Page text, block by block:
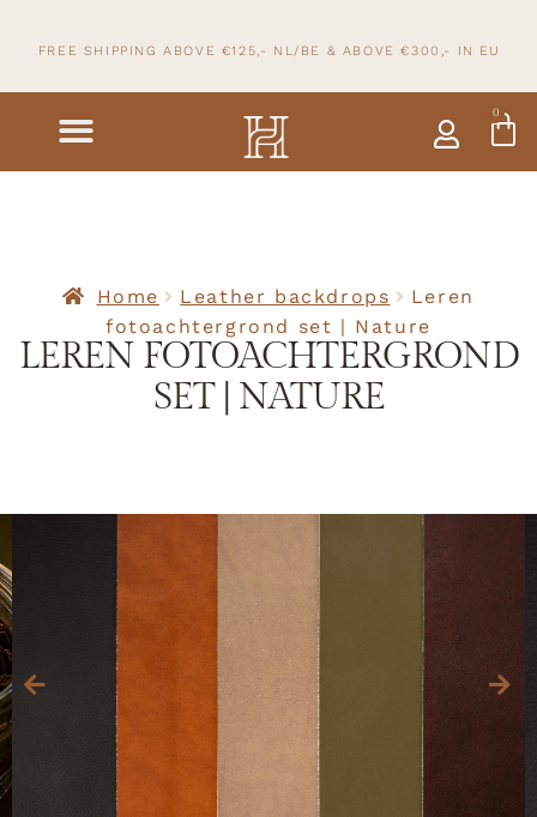
FREE SHIPPING ABOVE €125,- NL/BE & ABOVE €300,- IN EU
0
Home Leather backdrops
Leren
fotoachtergrond set | Nature
LEREN FOTOACHTERGROND
SET | NATURE